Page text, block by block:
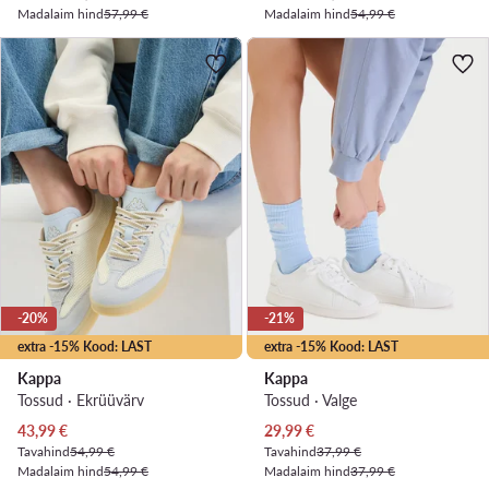
Madalaim hind57,99 €
Madalaim hind54,99 €
extra -15% Kood: LAST
-20%
Kappa
Tossud · Ekrüüvärv
Praegune hind
43,99€
Tavahind54,99 €
Madalaim hind54,99 €
extra -15% Kood: LAST
-21%
Kappa
Tossud · Valge
Praegune hind
29,99€
Tavahind37,99 €
Madalaim hind37,99 €